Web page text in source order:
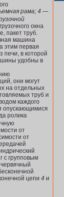
рама; 4 —
окна
пакет труб.
машина
этим первая
печи, в которой
удобны в
они могут
на отдельных
труб и
каждого
опускающи­мися
ролика
от
от
с групповым
цепи 4 и